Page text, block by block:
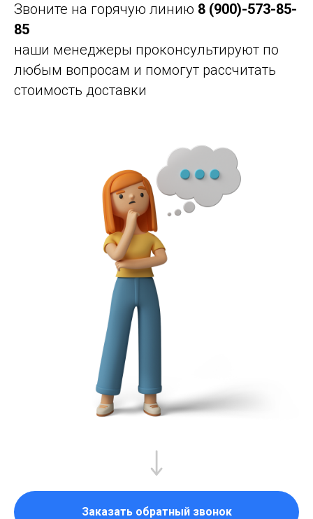
Звоните на горячую линию 8 (900)-573-85-
85
наши менеджеры проконсультируют по
любым вопросам и помогут рассчитать
стоимость доставки
Заказать обратный звонок